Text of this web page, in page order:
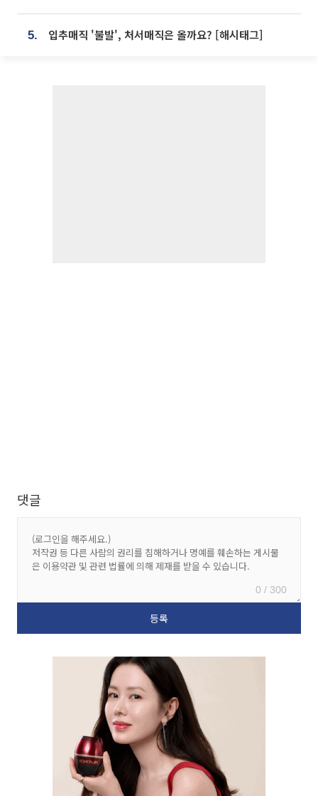
5. 입추매직 '불발', 처서매직은 올까요? [해시태그]
댓글
0 / 300